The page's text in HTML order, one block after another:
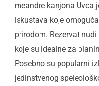
meandre kanjona Uvca
iskustava koje
prirodom. Rezervat
koje su idealne za
Posebno su popularni
jedinstvenog